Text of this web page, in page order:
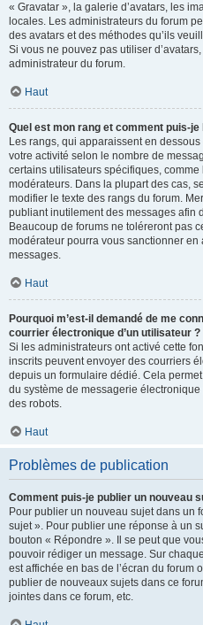
« Gravatar », la galerie d’avatars, les
locales. Les administrateurs du forum
des avatars et des méthodes qu’ils
Si vous ne pouvez pas utiliser
administrateur du forum.
Haut
Quel est mon rang et comment puis-je
Les rangs, qui apparaissent en
votre activité selon le nombre de
certains utilisateurs spécifiques,
modérateurs. Dans la plupart des cas,
modifier le texte des rangs du forum.
publiant inutilement des messages afin
Beaucoup de forums ne toléreront pas
modérateur pourra vous sanctionner en
messages.
Haut
Pourquoi m’est-il demandé de me
courrier électronique d’un utilisateur ?
Si les administrateurs ont activé cette
inscrits peuvent envoyer des courriers
depuis un formulaire dédié. Cela
du système de messagerie
des robots.
Haut
Problèmes de publication
Comment puis-je publier un nouveau
Pour publier un nouveau sujet dans un
sujet ». Pour publier une réponse à un
bouton « Répondre ». Il se peut que
pouvoir rédiger un message. Sur
est affichée en bas de l’écran du forum
publier de nouveaux sujets dans ce
jointes dans ce forum, etc.